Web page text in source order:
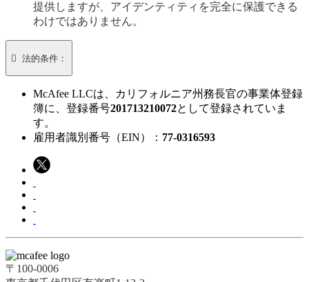
提供しますが、アイデンティティを完全に保護できる
わけではありません。
 法的条件：
McAfee LLCは、カリフォルニア州務長官の事業体登録
簿に、登録番号201713210072として登録されていま
す。​
雇用者識別番号（EIN）： 77-0316593
〒100-0006